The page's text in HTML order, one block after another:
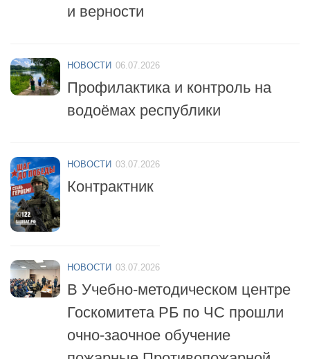
и верности
НОВОСТИ 06.07.2026
Профилактика и контроль на
водоёмах республики
НОВОСТИ 03.07.2026
Контрактник
НОВОСТИ 03.07.2026
В Учебно-методическом центре
Госкомитета РБ по ЧС прошли
очно-заочное обучение